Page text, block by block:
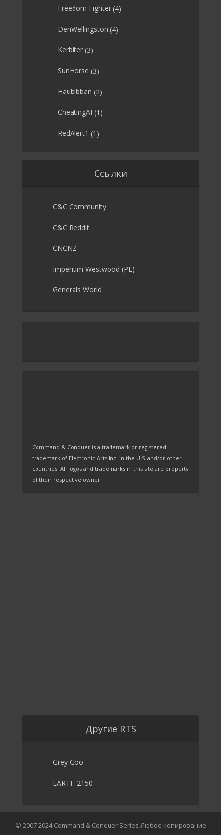
Freedom Fighter (4)
DenWellingston (4)
Kerbiter (3)
SunHorse (3)
Haubibban (2)
CheatingAI (1)
RedAlert1 (1)
Ссылки
C&C Community
C&C Reddit
CNCNZ
Imperium Westwood (PL)
Generals World
Command & Conquer is a trademark or registered
trademark of Electronic Arts Inc. in the U.S. and/or other
countries. All logos and trademarks in this site are property
of their respective owner.
Другие RTS
Grey Goo
EARTH 2150
© 2007-2024 Command & Conquer Series Любое копирование